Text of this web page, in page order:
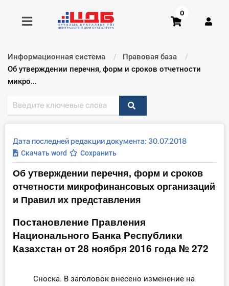
Получить консультацию
Главная ИС
Формы
Консультации
Правовая база
Библиотека бухгалтера
0
Информационная система
Правовая база
Текущий:
Об утверждении перечня, форм и сроков отчетности
микро...
Дата последней редакции документа: 30.07.2018
Скачать word Сохранить
Об утверждении перечня, форм и сроков
отчетности микрофинансовых организаций
и Правил их представления
Постановление Правления
Национального Банка Республики
Казахстан от 28 ноября 2016 года № 272
Сноска. В заголовок внесено изменение на